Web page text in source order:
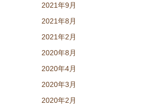
2021年9月
2021年8月
2021年2月
2020年8月
2020年4月
2020年3月
2020年2月